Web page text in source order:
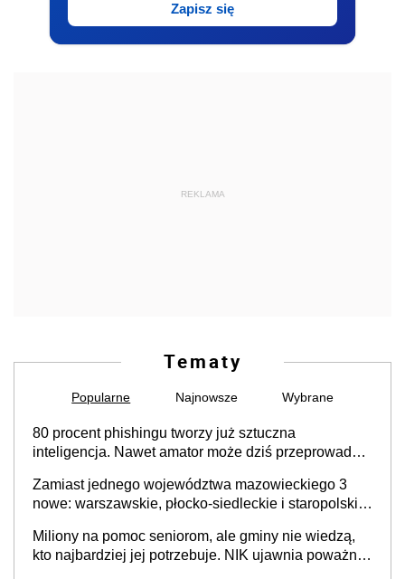
Zapisz się
REKLAMA
Tematy
Popularne Najnowsze Wybrane
80 procent phishingu tworzy już sztuczna
inteligencja. Nawet amator może dziś przeprowadzić
Zamiast jednego województwa mazowieckiego 3
nowe: warszawskie, płocko-siedleckie i staropolskie.
stołecznych
Miliony na pomoc seniorom, ale gminy nie wiedzą,
kto najbardziej jej potrzebuje. NIK ujawnia poważną